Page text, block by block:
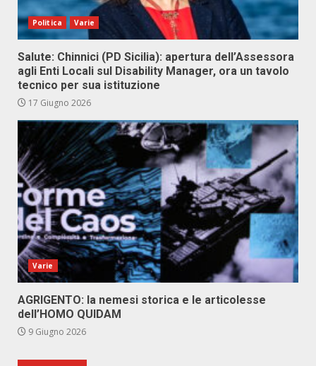
Politica Varie
Salute: Chinnici (PD Sicilia): apertura dell’Assessora
agli Enti Locali sul Disability Manager, ora un tavolo
tecnico per sua istituzione
17 Giugno 2026
Varie
AGRIGENTO: la nemesi storica e le articolesse
dell’HOMO QUIDAM
9 Giugno 2026